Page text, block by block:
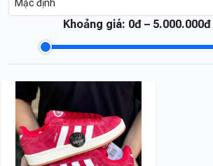
Khoảng giá: 0đ – 5.000.000đ